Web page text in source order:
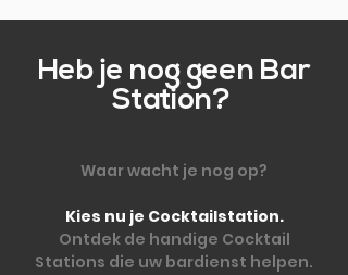
Heb je nog geen Bar
Station?
Waar wacht je nog op?
Kies nu je Cocktailstation.
Ontdek de handige Cocktail
Stations die uw bardienst helpen.